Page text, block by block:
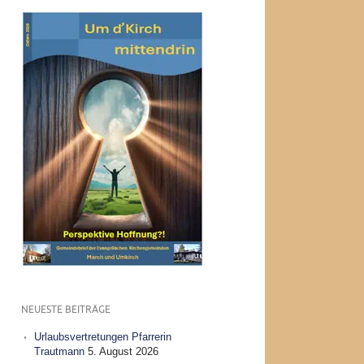
NEUESTE BEITRÄGE
Urlaubsvertretungen Pfarrerin
Trautmann 5. August 2026